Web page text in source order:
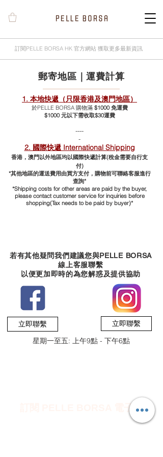
訂閱PELLE BORSA HK 官方網站 獲取更多最新資訊
郵寄地區｜運費計算
1. 本地快遞（只限香港及澳門地區）
於PELLE BORSA 購物滿$1000 免運費
$1000 元以下需收取$30運費
----
-
2. 國際快遞 International Shipping
香港，澳門以外地區均以國際快遞計算(稅金需要自行支
付)
*其他地區的運送費用由買方支付，購物前可聯絡客服進行
查詢*
*Shipping costs for other areas are paid by the buyer,
please contact customer service for inquiries before
shopping(Tax needs to be paid by buyer)*
​若有其他疑問我們建議您與PELLE BORSA
線上客服聯繫
以便更加即時的為您解惑及提供協助
立即聯繫 立即聯繫
星期一至五: 上午9點 - 下午6點
訂閱 PELLE BORSA 電子報
訂閱即享有 $50 電子優惠券 ~ 沒有任何最低消